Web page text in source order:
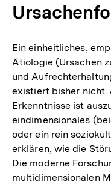
Ein einheitliches,
Ätiologie (Ursachen
und
existiert bisher nicht.
Erkenntnisse ist
eindimensionales
oder ein rein
erklären, wie die
Die moderne
multidimensionalen